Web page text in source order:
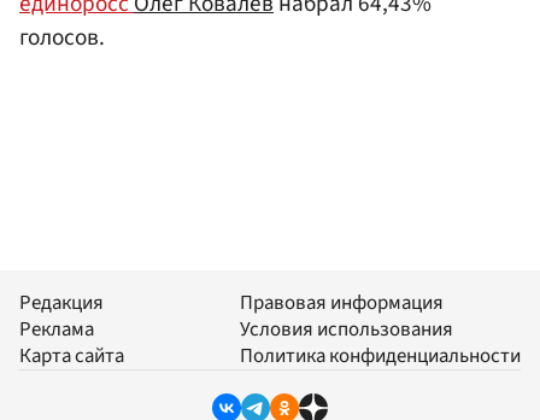
голосов.
Редакция
Реклама
Карта сайта
Правовая информация
Условия использования
Политика конфиденциальности